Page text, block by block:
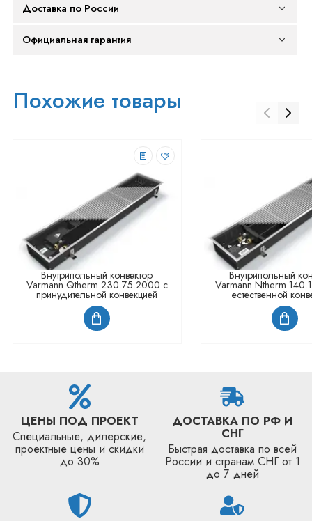
Доставка по России
Официальная гарантия
Похожие товары
Внутрипольный конвектор
Varmann Qtherm 230.75.2000 с
принудительной конвекцией
Внутрипольный
Varmann Ntherm
естественной
ЦЕНЫ ПОД ПРОЕКТ
Специальные, дилерские,
проектные цены и скидки
до 30%
ДОСТАВКА ПО РФ И
СНГ
Быстрая доставка по всей
России и странам СНГ от 1
до 7 дней